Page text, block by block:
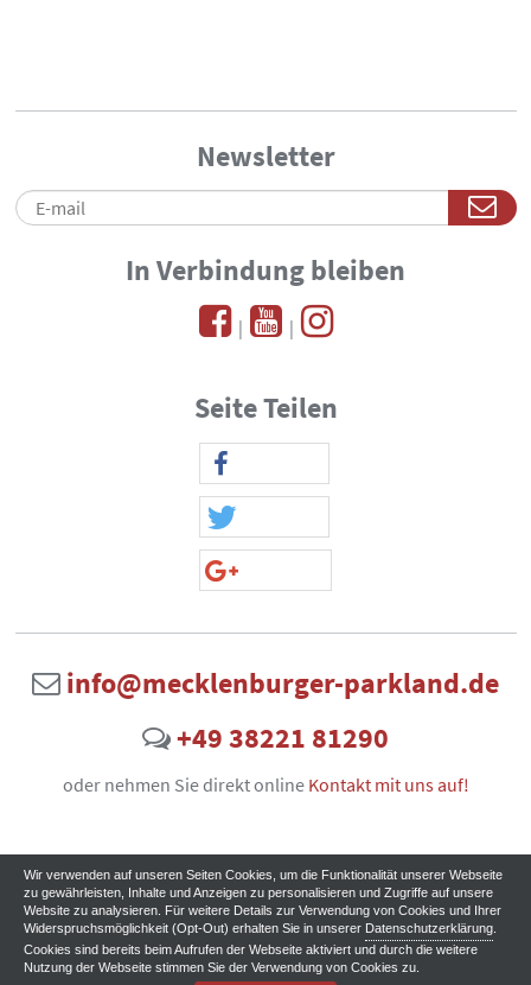
Newsletter
In Verbindung bleiben
| |
Seite Teilen
info@mecklenburger-parkland.de
+49 38221 81290
oder nehmen Sie direkt online Kontakt mit uns auf!
Wir verwenden auf unseren Seiten Cookies, um die Funktionalität unserer Webseite
zu gewährleisten, Inhalte und Anzeigen zu personalisieren und Zugriffe auf unsere
Website zu analysieren. Für weitere Details zur Verwendung von Cookies und Ihrer
Widerspruchsmöglichkeit (Opt-Out) erhalten Sie in unserer Datenschutzerklärung
Cookies sind bereits beim Aufrufen der Webseite aktiviert und durch die weitere
Nutzung der Webseite stimmen Sie der Verwendung von Cookies zu.